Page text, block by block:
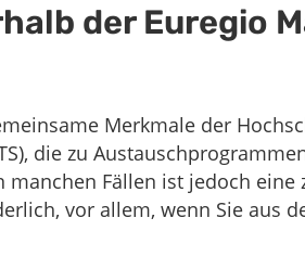
der Euregio
Merkmale der
die zu
Fällen ist jedoch eine
vor allem, wenn Sie aus